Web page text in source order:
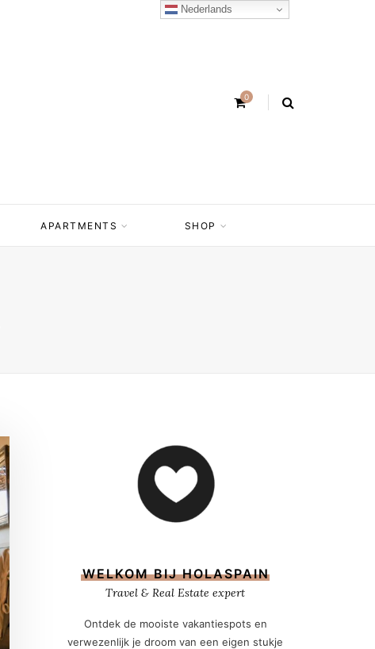
0
APARTMENTS SHOP
WELKOM BIJ HOLASPAIN
Travel & Real Estate expert
Ontdek de mooiste vakantiespots en
verwezenlijk je droom van een eigen stukje
Nederlands